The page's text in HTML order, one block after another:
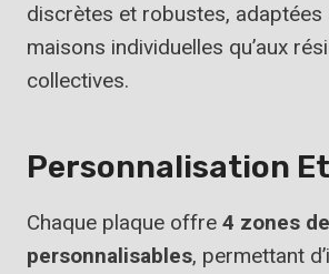
discrètes et robustes, adaptées
maisons individuelles qu’aux
collectives.
Personnalisation
Chaque plaque offre 4 zones
personnalisables, permettant